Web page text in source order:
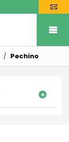
Pechino